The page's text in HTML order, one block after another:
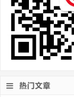
热门文章